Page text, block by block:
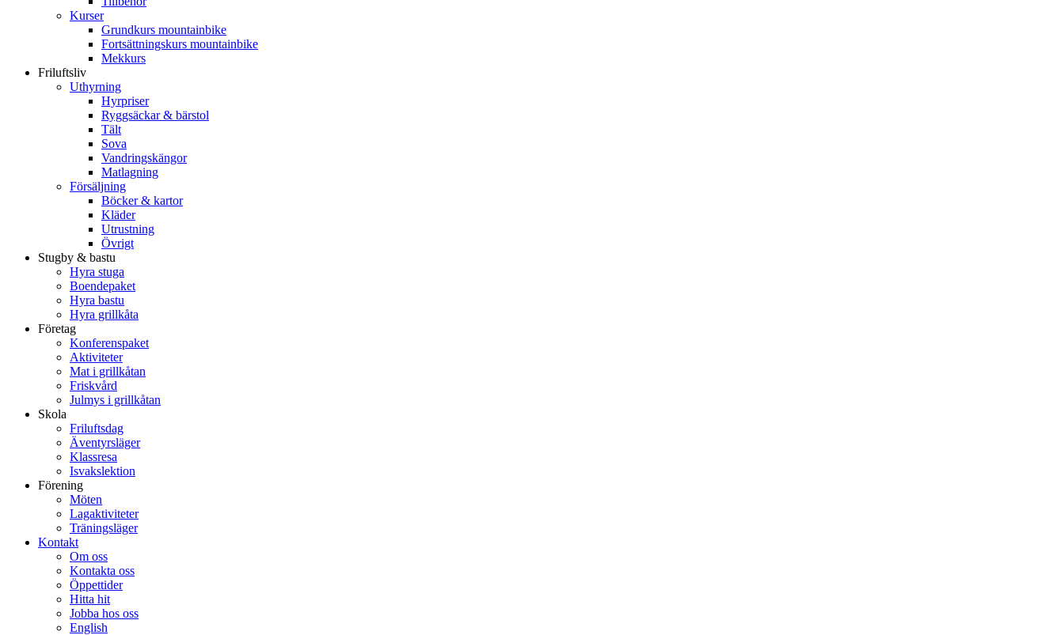
Kurser
Grundkurs mountainbike
Fortsättningskurs mountainbike
Mekkurs
Friluftsliv
Uthyrning
Hyrpriser
Ryggsäckar & bärstol
Tält
Sova
Vandringskängor
Matlagning
Försäljning
Böcker & kartor
Kläder
Utrustning
Övrigt
Stugby & bastu
Hyra stuga
Boendepaket
Hyra bastu
Hyra grillkåta
Företag
Konferenspaket
Aktiviteter
Mat i grillkåtan
Friskvård
Julmys i grillkåtan
Skola
Friluftsdag
Äventyrsläger
Klassresa
Isvakslektion
Förening
Möten
Lagaktiviteter
Träningsläger
Kontakt
Om oss
Kontakta oss
Öppettider
Hitta hit
Jobba hos oss
English